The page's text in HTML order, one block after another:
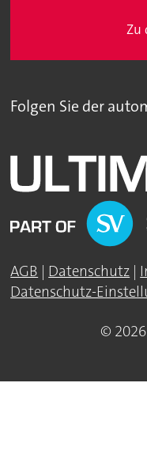
Zu
Folgen Sie der
AGB Datenschutz
Datenschutz-
©